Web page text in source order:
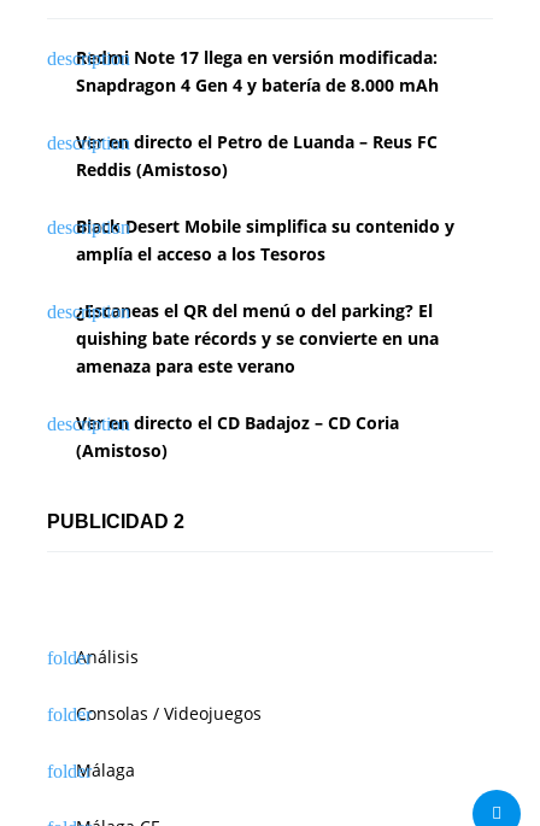
Redmi Note 17 llega en versión modificada:
Snapdragon 4 Gen 4 y batería de 8.000 mAh
Ver en directo el Petro de Luanda – Reus FC
Reddis (Amistoso)
Black Desert Mobile simplifica su contenido y
amplía el acceso a los Tesoros
¿Escaneas el QR del menú o del parking? El
quishing bate récords y se convierte en una
amenaza para este verano
Ver en directo el CD Badajoz – CD Coria
(Amistoso)
PUBLICIDAD 2
Análisis
Consolas / Videojuegos
Málaga